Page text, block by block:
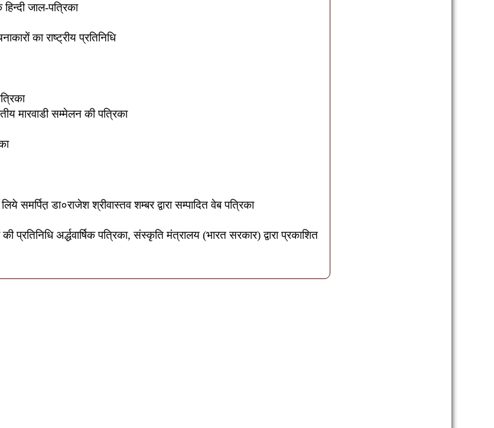
हिन्दी जाल-पत्रिका
का राष्ट्रीय प्रतिनिधि
मारवाडी सम्मेलन की पत्रिका
समर्पित़ डा०राजेश श्रीवास्तव शम्बर द्वारा सम्पादित वेब पत्रिका
प्रतिनिधि अर्द्धवार्षिक पत्रिका,संस्कृति मंत्रालय (भारत सरकार) द्वारा प्रकाशित